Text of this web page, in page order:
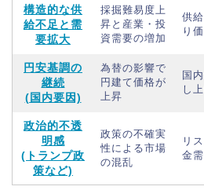
構造的な供
給不足と需
要拡大
採掘難易度上
昇と産業・投
資需要の増加
供
り
円安基調の
継続
(国内要因)
為替の影響で
円建て価格が
上昇
国
し
政治的不透
明感
(トランプ政
策など)
政策の不確実
性による市場
の混乱
リ
金